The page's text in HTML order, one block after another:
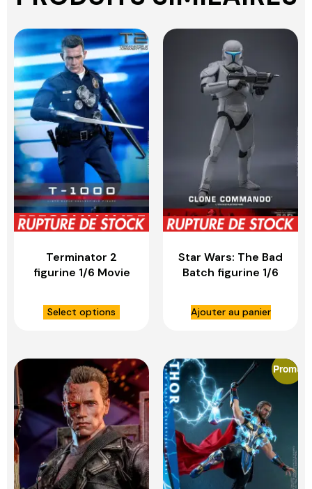
Terminator 2
figurine 1/6 Movie
1000 (2.0) – HOT
TOYS
Select options
Star Wars: The Bad
Batch figurine 1/6
HOT TOYS
Ajouter au panier
Promo